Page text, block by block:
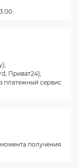
Приват24);
платежный сервис
получения